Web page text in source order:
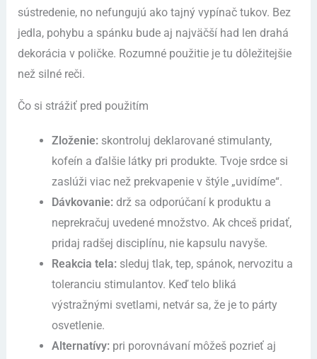
sústredenie, no nefungujú ako tajný vypínač tukov. Bez
jedla, pohybu a spánku bude aj najväčší had len drahá
dekorácia v poličke. Rozumné použitie je tu dôležitejšie
než silné reči.
Čo si strážiť pred použitím
Zloženie:skontroluj deklarované stimulanty,
kofeín a ďalšie látky pri produkte. Tvoje srdce si
zaslúži viac než prekvapenie v štýle „uvidíme“.
Dávkovanie:drž sa odporúčaní k produktu a
neprekračuj uvedené množstvo. Ak chceš pridať,
pridaj radšej disciplínu, nie kapsulu navyše.
Reakcia tela:sleduj tlak, tep, spánok, nervozitu a
toleranciu stimulantov. Keď telo bliká
výstražnými svetlami, netvár sa, že je to párty
osvetlenie.
Alternatívy:pri porovnávaní môžeš pozrieť aj